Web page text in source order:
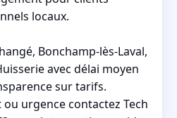
locaux.
Bonchamp-lès-Laval,
avec délai moyen
sur tarifs.
urgence contactez Tech